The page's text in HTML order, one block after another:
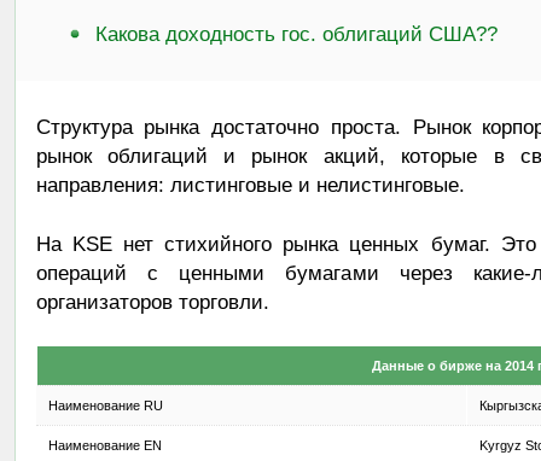
Какова доходность гос. облигаций США??
Структура рынка достаточно проста. Рынок
рынок облигаций и рынок акций, которые в
направления: листинговые и нелистинговые.
На KSE нет стихийного рынка ценных бумаг.
операций с ценными бумагами через
организаторов торговли.
Данные о бирже на 2014
Наименование RU
Наименование EN Kyrgyz